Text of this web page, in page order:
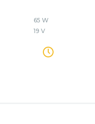
65 W
19 V